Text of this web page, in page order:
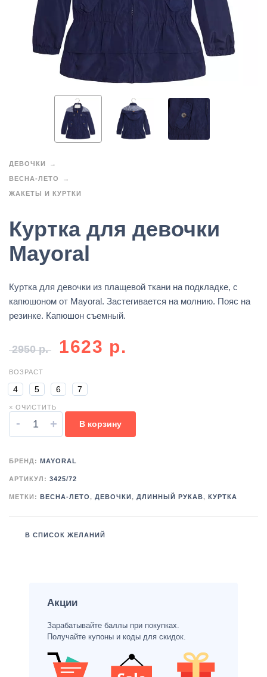
ДЕВОЧКИ
ВЕСНА-ЛЕТО
ЖАКЕТЫ И КУРТКИ
Куртка для девочки
Mayoral
Куртка для девочки из плащевой ткани на подкладке, с
капюшоном от Mayoral. Застегивается на молнию. Пояс на
резинке. Капюшон съемный.
2950р. 1623 р.
ВОЗРАСТ
4 5 6 7
× ОЧИСТИТЬ
- + В корзину
БРЕНД: MAYORAL
АРТИКУЛ: 3425/72
МЕТКИ: ВЕСНА-ЛЕТО, ДЕВОЧКИ , ДЛИННЫЙ РУКАВ, КУРТКА
В СПИСОК ЖЕЛАНИЙ
Акции
Зарабатывайте баллы при покупках.
Получайте купоны и коды для скидок.